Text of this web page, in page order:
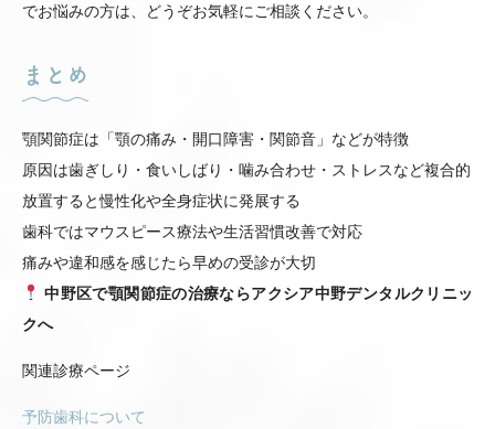
でお悩みの方は、どうぞお気軽にご相談ください。
まとめ
顎関節症は「顎の痛み・開口障害・関節音」などが特徴
原因は歯ぎしり・食いしばり・噛み合わせ・ストレスなど複合的
放置すると慢性化や全身症状に発展する
歯科ではマウスピース療法や生活習慣改善で対応
痛みや違和感を感じたら早めの受診が大切
中野区で顎関節症の治療ならアクシア中野デンタルクリニッ
クへ
関連診療ページ
予防歯科について